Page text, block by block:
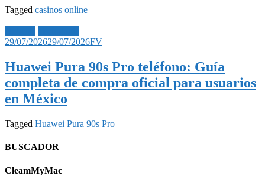
Tagged casinos online
29/07/202629/07/2026FV
Huawei Pura 90s Pro teléfono: Guía
completa de compra oficial para usuarios
en México
Tagged Huawei Pura 90s Pro
BUSCADOR
CleamMyMac